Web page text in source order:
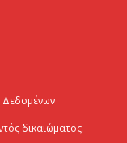
Δεδομένων
δικαιώματος.